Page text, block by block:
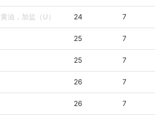
黄油，加盐（U） 24 7
25 7
25 7
26 7
26 7